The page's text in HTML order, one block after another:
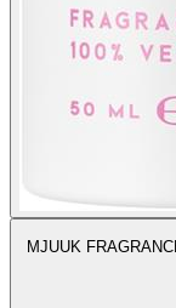
MJUUK